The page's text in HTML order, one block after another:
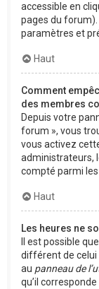
accessible en
pages du
paramètres et
Haut
Comment
des membres
Depuis votre
forum », vous
vous activez
administrateurs,
compté parmi
Haut
Les heures ne
Il est possible
différent de celui
au panneau de
qu’il